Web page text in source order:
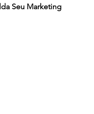
Seu Marketing